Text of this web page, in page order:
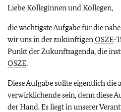
Liebe Kolleginnen und Kollegen,
die wichtigste Aufgabe für die
wir uns in der zukünftigenOSZE-
Punkt der Zukunftsagenda, die
OSZE.
Diese Aufgabe sollte eigentlich die
verwirklichende sein, denn diese
der Hand. Es liegt in unserer